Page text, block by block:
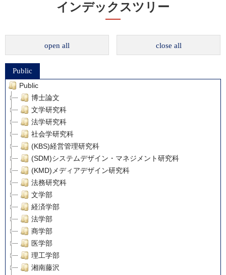
インデックスツリー
open all close all
Public
Public
博士論文
文学研究科
法学研究科
社会学研究科
(KBS)経営管理研究科
(SDM)システムデザイン・マネジメント研究科
(KMD)メディアデザイン研究科
法務研究科
文学部
経済学部
法学部
商学部
医学部
理工学部
湘南藤沢